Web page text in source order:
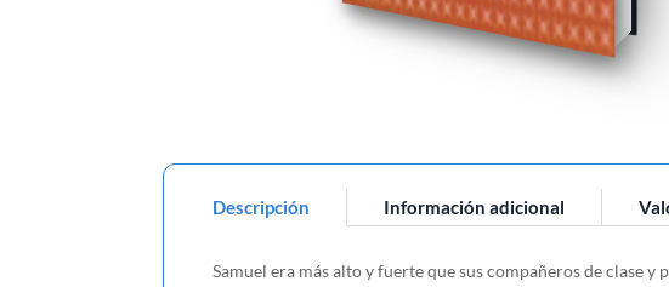
Descripción Información adicional
Samuel era más alto y fuerte que sus compañeros de clase